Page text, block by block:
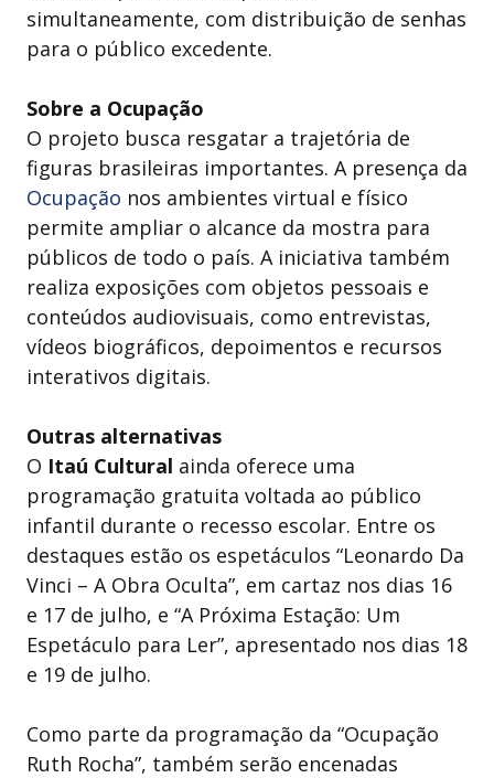
simultaneamente, com distribuição de senhas
para o público excedente.
Sobre a Ocupação
O projeto busca resgatar a trajetória de
figuras brasileiras importantes. A presença da
Ocupação nos ambientes virtual e físico
permite ampliar o alcance da mostra para
públicos de todo o país. A iniciativa também
realiza exposições com objetos pessoais e
conteúdos audiovisuais, como entrevistas,
vídeos biográficos, depoimentos e recursos
interativos digitais.
Outras alternativas
O Itaú Cultural ainda oferece uma
programação gratuita voltada ao público
infantil durante o recesso escolar. Entre os
destaques estão os espetáculos “Leonardo Da
Vinci – A Obra Oculta”, em cartaz nos dias 16
e 17 de julho, e “A Próxima Estação: Um
Espetáculo para Ler”, apresentado nos dias 18
e 19 de julho.
Como parte da programação da “Ocupação
Ruth Rocha”, também serão encenadas